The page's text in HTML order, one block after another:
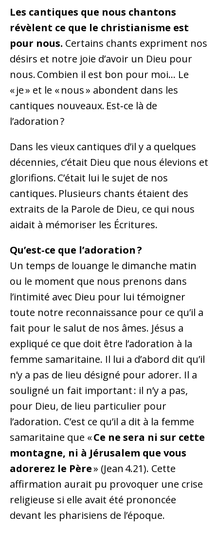
Les cantiques que nous chantons
révèlent ce que le christianisme est
pour nous. Certains chants expriment nos
désirs et notre joie d’avoir un Dieu pour
nous. Combien il est bon pour moi… Le
« je » et le « nous » abondent dans les
cantiques nouveaux. Est‑ce là de
l’adoration ?
Dans les vieux cantiques d’il y a quelques
décennies, c’était Dieu que nous élevions et
glorifions. C’était lui le sujet de nos
cantiques. Plusieurs chants étaient des
extraits de la Parole de Dieu, ce qui nous
aidait à mémoriser les Écritures.
Qu’est‑ce que l’adoration ?
Un temps de louange le dimanche matin
ou le moment que nous prenons dans
l’intimité avec Dieu pour lui témoigner
toute notre reconnaissance pour ce qu’il a
fait pour le salut de nos âmes. Jésus a
expliqué ce que doit être l’adoration à la
femme samaritaine. Il lui a d’abord dit qu’il
n’y a pas de lieu désigné pour adorer. Il a
souligné un fait important : il n’y a pas,
pour Dieu, de lieu particulier pour
l’adoration. C’est ce qu’il a dit à la femme
samaritaine que «Ce ne sera ni sur cette
montagne, ni à Jérusalem que vous
adorerez le Père» (Jean 4.21). Cette
affirmation aurait pu provoquer une crise
religieuse si elle avait été prononcée
devant les pharisiens de l’époque.